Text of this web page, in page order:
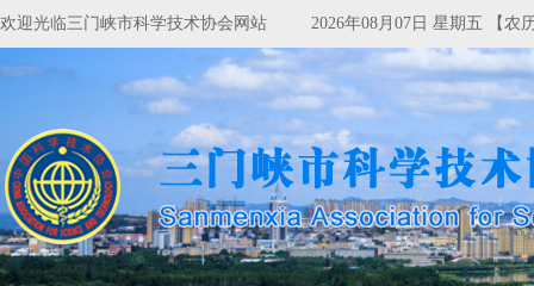
欢迎光临三门峡市科学技术协会网站 2026年08月07日 星期五 【农